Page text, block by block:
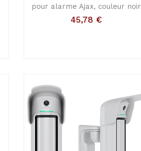
pour alarme Ajax, couleur noir
45,78 €